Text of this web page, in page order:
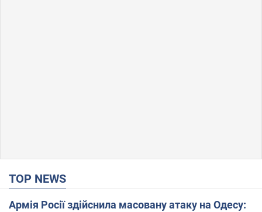
TOP NEWS
Армія Росії здійснила масовану атаку на Одесу: